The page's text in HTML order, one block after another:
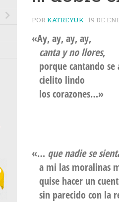
POR KATREYUK · 19 DE
«Ay, ay, ay, ay,
canta y no llores,
porque cantando se
cielito lindo
los corazones…»
«… que nadie se
a mi las moralinas
quise hacer un
sin parecido con la